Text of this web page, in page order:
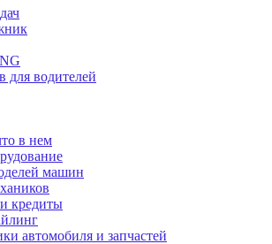
для водителей
в нем
машин
кредиты
автомобиля и запчастей